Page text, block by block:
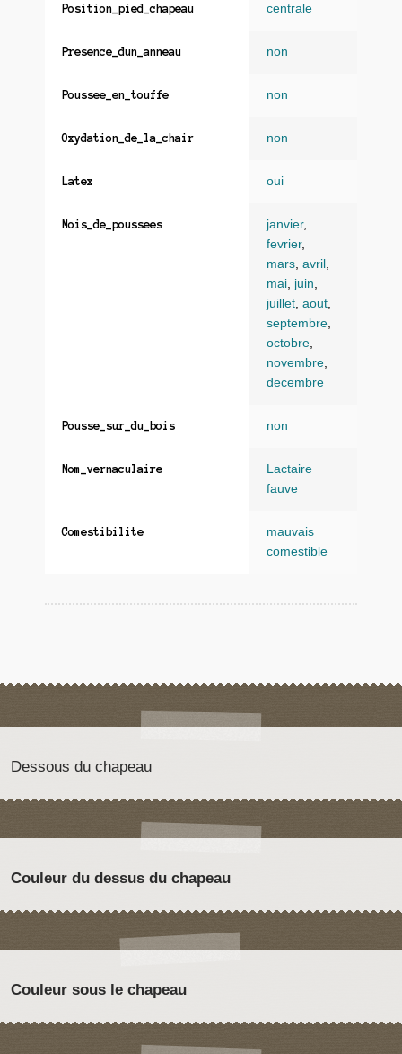
Position_pied_chapeau centrale
Presence_dun_anneau non
Poussee_en_touffe non
Oxydation_de_la_chair non
Latex oui
Mois_de_poussees janvier,
fevrier,
mars avril
mai juin
juillet aout
septembre
octobre
novembre
decembre
Pousse_sur_du_bois non
Nom_vernaculaire
Lactaire
fauve
Comestibilite
mauvais
comestible
Dessous du chapeau
Couleur du dessus du chapeau
Couleur sous le chapeau